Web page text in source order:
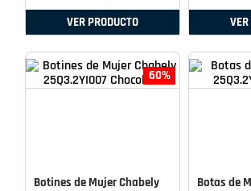
VER PRODUCTO
60%
Botines de Mujer Chabely
Botas de